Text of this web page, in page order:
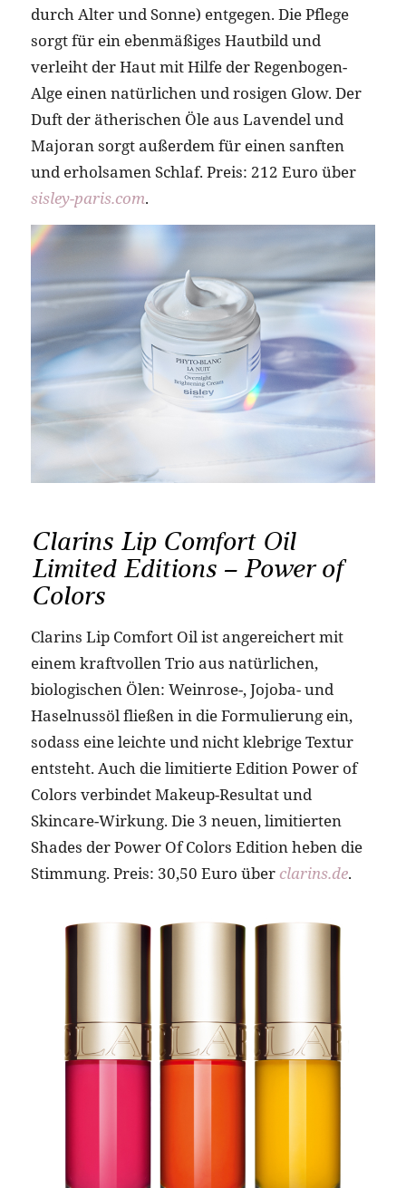
durch Alter und Sonne) entgegen. Die Pflege
sorgt für ein ebenmäßiges Hautbild und
verleiht der Haut mit Hilfe der Regenbogen-
Alge einen natürlichen und rosigen Glow. Der
Duft der ätherischen Öle aus Lavendel und
Majoran sorgt außerdem für einen sanften
und erholsamen Schlaf. Preis: 212 Euro über
sisley-paris.com.
Clarins Lip Comfort Oil
Limited Editions – Power of
Colors
Clarins Lip Comfort Oil ist angereichert mit
einem kraftvollen Trio aus natürlichen,
biologischen Ölen: Weinrose-, Jojoba- und
Haselnussöl fließen in die Formulierung ein,
sodass eine leichte und nicht klebrige Textur
entsteht. Auch die limitierte Edition Power of
Colors verbindet Makeup-Resultat und
Skincare-Wirkung. Die 3 neuen, limitierten
Shades der Power Of Colors Edition heben die
Stimmung. Preis: 30,50 Euro über clarins.de.